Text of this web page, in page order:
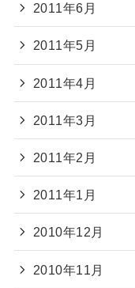
2011年6月
2011年5月
2011年4月
2011年3月
2011年2月
2011年1月
2010年12月
2010年11月